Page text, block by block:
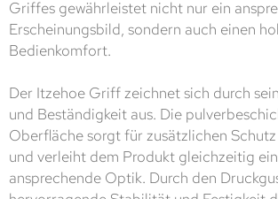
Griffes gewährleistet nicht nur ein
Erscheinungsbild, sondern auch einen
Bedienkomfort.
Der Itzehoe Griff zeichnet sich durch
und Beständigkeit aus. Die
Oberfläche sorgt für zusätzlichen
und verleiht dem Produkt gleichzeitig
ansprechende Optik. Durch den